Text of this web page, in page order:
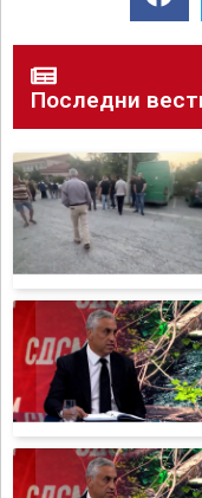
Последни